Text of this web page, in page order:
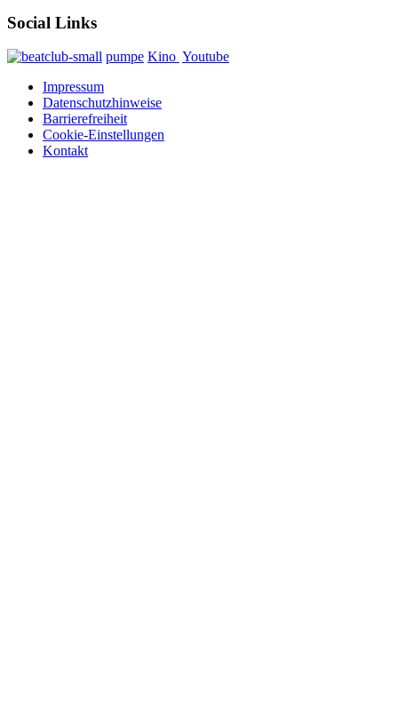
Social Links
pumpe Kino Youtube
Impressum
Datenschutzhinweise
Barrierefreiheit
Cookie-Einstellungen
Kontakt